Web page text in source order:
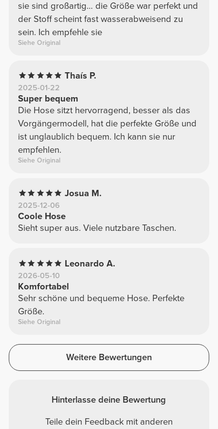
sie sind großartig… die Größe war perfekt und
der Stoff scheint fast wasserabweisend zu
sein. Ich empfehle sie
Siehe Original
Thaís P.
2025-01-22
Super bequem
Die Hose sitzt hervorragend, besser als das
Vorgängermodell, hat die perfekte Größe und
ist unglaublich bequem. Ich kann sie nur
empfehlen.
Siehe Original
Josua M.
2025-12-06
Coole Hose
Sieht super aus. Viele nutzbare Taschen.
Leonardo A.
2026-05-10
Komfortabel
Sehr schöne und bequeme Hose. Perfekte
Größe.
Siehe Original
Weitere Bewertungen
Hinterlasse deine Bewertung
Teile dein Feedback mit anderen